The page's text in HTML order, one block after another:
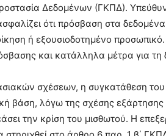
Δεδομένων (ΓΚΠΔ).
ότι πρόσβαση στα
ή εξουσιοδοτημένο
και κατάλληλα μέτρα για τη
σχέσεων, η συγκατάθεση
βάση, λόγω της σχέσης εξάρτησης
την κρίση του μισθωτού. Η